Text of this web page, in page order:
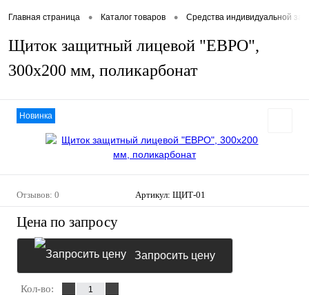
Главная страница • Каталог товаров • Средства индивидуальной
Щиток защитный лицевой "ЕВРО",
300х200 мм, поликарбонат
Новинка
Отзывов: 0 Артикул: ЩИТ-01
Цена по запросу
Запросить цену
Кол-во: